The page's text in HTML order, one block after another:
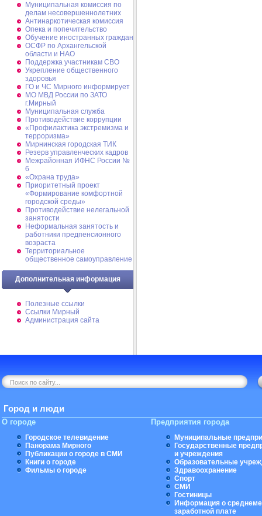
Муниципальная комиссия по
делам несовершеннолетних
Антинаркотическая комиссия
Опека и попечительство
Обучение иностранных граждан
ОСФР по Архангельской
области и НАО
Поддержка участникам СВО
Укрепление общественного
здоровья
ГО и ЧС Мирного информирует
МО МВД России по ЗАТО
г.Мирный
Муниципальная cлужба
Противодействие коррупции
«Профилактика экстремизма и
терроризма»
Мирнинская городская ТИК
Резерв управленческих кадров
Межрайонная ИФНС России №
6
«Охрана труда»
Приоритетный проект
«Формирование комфортной
городской среды»
Противодействие нелегальной
занятости
Неформальная занятость и
работники предпенсионного
возраста
Территориальное
общественное самоуправление
Дополнительная информация
Полезные ссылки
Ссылки Мирный
Администрация сайта
Город и люди
О городе
Городское телевидение
Панорама Мирного
Публикации о городе в СМИ
Книги о городе
Фильмы о городе
Предприятия города
Муниципальные
Государственные
и учреждения
Образовательные
Здравоохранение
Спорт
СМИ
Гостиницы
Информация о
заработной плате